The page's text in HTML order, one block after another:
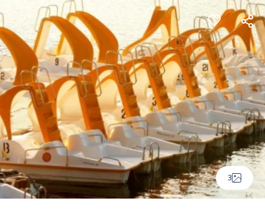
Panneau de gestion des cookies
3